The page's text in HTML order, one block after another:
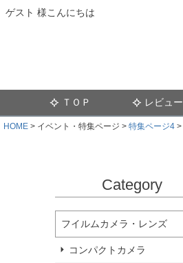
ゲスト 様こんにちは
ＴＯＰ レビュー
HOME イベント・特集ページ 特集ページ4
Category
フイルムカメラ・レンズ
コンパクトカメラ